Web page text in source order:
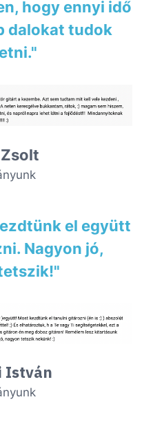
hogy ennyi idő
dalokat tudok
el együtt
Nagyon jó,
István